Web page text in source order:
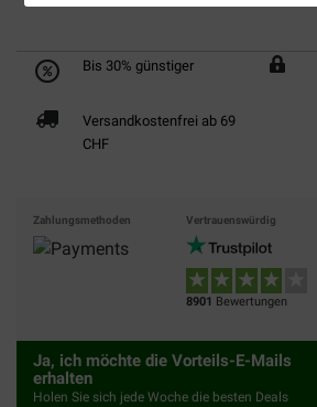
Bis 30% günstiger
Versandkostenfrei ab 69
CHF
Zahlungsmethoden Vertrauenswürdig
8901 Bewertungen
Ja, ich möchte die Vorteils-E-Mails
erhalten
Holen Sie sich jede Woche die besten Deals